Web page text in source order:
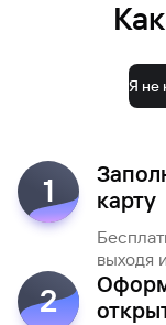
Я не
1
карту
выходя
2